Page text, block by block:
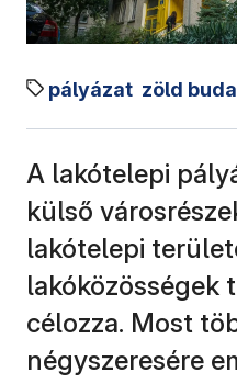
pályázat zöld
A lakótelepi
külső
lakótelepi
lakóközösségek
célozza. Most
négyszeresére